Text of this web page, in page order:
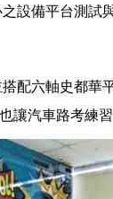
備平台測
配六軸史都
讓汽車路考練習